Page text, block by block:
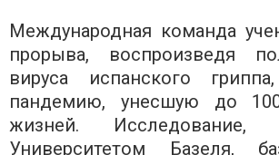
Международная команда
прорыва, воспроизведя
вируса испанского
пандемию, унесшую до
жизней. Исследование,
Университетом Базеля,